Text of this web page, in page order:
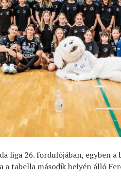
liga 26. fordulójában, egyben a
a tabella második helyén álló